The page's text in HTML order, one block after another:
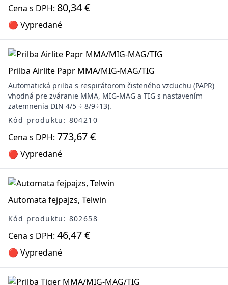
Cena s DPH: 80,34 €
🔴 Vypredané
Prilba Airlite Papr MMA/MIG-MAG/TIG
Automatická prilba s respirátorom čisteného vzduchu (PAPR)
vhodná pre zváranie MMA, MIG-MAG a TIG s nastavením
zatemnenia DIN 4/5 ÷ 8/9÷13).
Kód produktu: 804210
Cena s DPH: 773,67 €
🔴 Vypredané
Automata fejpajzs, Telwin
Kód produktu: 802658
Cena s DPH: 46,47 €
🔴 Vypredané